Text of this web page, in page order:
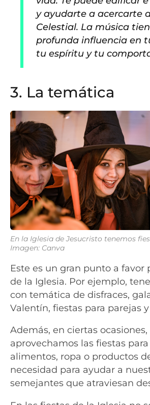
y ayudarte a acercarte
Celestial. La música
profunda influencia en
tu espíritu y tu
3. La temática
En la Iglesia de Jesucristo tenemos
Imagen: Canva
Este es un gran punto a favor
de la Iglesia. Por ejemplo,
con temática de disfraces,
Valentín, fiestas para parejas
Además, en ciertas ocasiones,
aprovechamos las fiestas
alimentos, ropa o productos
necesidad para ayudar a
semejantes que atraviesan